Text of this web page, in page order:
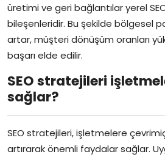
üretimi ve geri bağlantılar yerel
bileşenleridir. Bu şekilde bölgesel
artar, müşteri dönüşüm oranları
başarı elde edilir.
SEO stratejileri
sağlar?
SEO stratejileri, işletmelere
artırarak önemli faydalar sağlar.